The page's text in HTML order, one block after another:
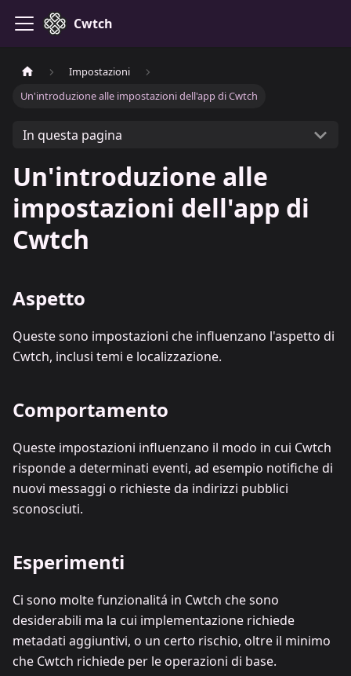
Cwtch
Impostazioni
Un'introduzione alle impostazioni dell'app di Cwtch
In questa pagina
Un'introduzione alle
impostazioni dell'app di
Cwtch
Aspetto
Queste sono impostazioni che influenzano l'aspetto di
Cwtch, inclusi temi e localizzazione.
Comportamento
Queste impostazioni influenzano il modo in cui Cwtch
risponde a determinati eventi, ad esempio notifiche di
nuovi messaggi o richieste da indirizzi pubblici
sconosciuti.
Esperimenti
Ci sono molte funzionalitá in Cwtch che sono
desiderabili ma la cui implementazione richiede
metadati aggiuntivi, o un certo rischio, oltre il minimo
che Cwtch richiede per le operazioni di base.